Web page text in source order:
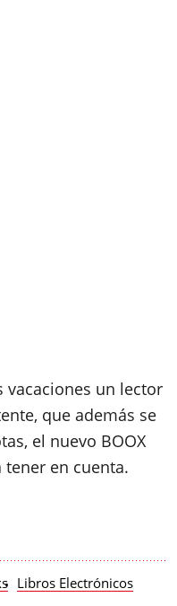
vacaciones un lector
que además se
el nuevo BOOX
tener en cuenta.
Libros Electrónicos